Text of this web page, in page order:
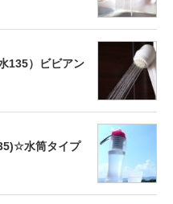
135）ビビアン
水筒タイプ